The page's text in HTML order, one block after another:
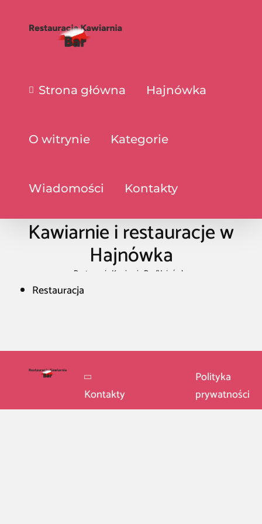
Strona główna Hajnówka
O witrynie Kategorie
Wiadomości Kontakty
Kawiarnie i restauracje w
Hajnówka
Restauracja Kawiarnia Bar /Hajnówka
Restauracja
Kontakty
Polityka
prywatności